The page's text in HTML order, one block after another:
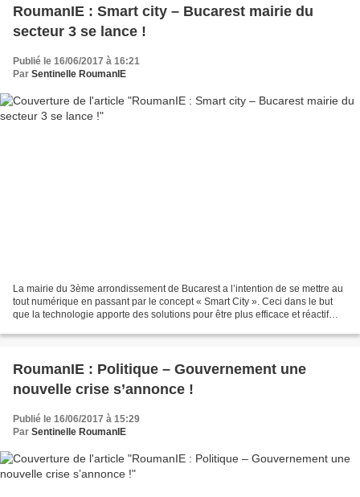
RoumanIE : Smart city – Bucarest mairie du
secteur 3 se lance !
Publié le 16/06/2017 à 16:21
Par Sentinelle RoumanIE
La mairie du 3ème arrondissement de Bucarest a l’intention de se mettre au
tout numérique en passant par le concept « Smart City ». Ceci dans le but
que la technologie apporte des solutions pour être plus efficace et réactif
RoumanIE : Politique – Gouvernement une
nouvelle crise s’annonce !
Publié le 16/06/2017 à 15:29
Par Sentinelle RoumanIE